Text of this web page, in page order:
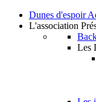
Dunes d'espoir
L'association
Les